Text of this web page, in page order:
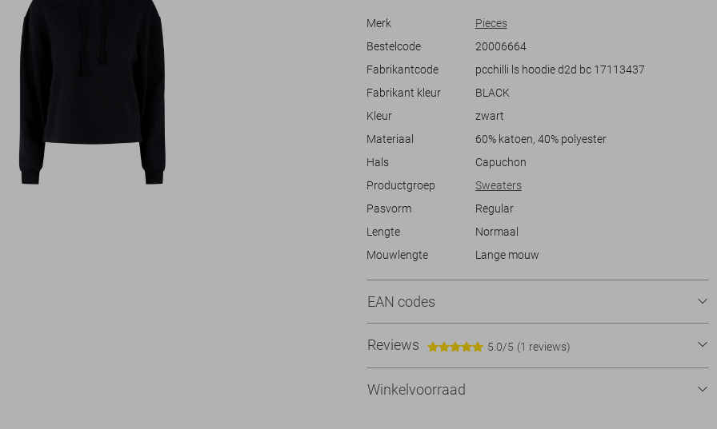
Het minimalistische design past gemakkelijk bij diverse outfits. Of je
afspraak hebt, deze Pieces trui is telkens een perfecte keuze.
Combineer de trui met een comfortabele jeans voor een relaxte look,
of draag hem samen met een sportieve broek voor een sportievere
zowel stijl als comfort voor dagelijkse draagmomenten.
Merk
Pieces
Bestelcode
20006664
Fabrikantcode
pcchilli ls hoodie d2d bc 17113437
Fabrikant kleur
BLACK
Kleur
zwart
Materiaal
60% katoen, 40% polyester
Hals
Capuchon
Productgroep
Sweaters
Pasvorm
Regular
Lengte
Normaal
Mouwlengte
Lange mouw
EAN codes
Reviews 5.0/5 (1 reviews)
Winkelvoorraad